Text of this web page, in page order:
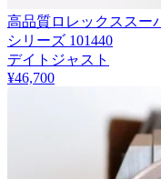
高品質ロレックススー
シリーズ 101440
デイトジャスト
¥46,700